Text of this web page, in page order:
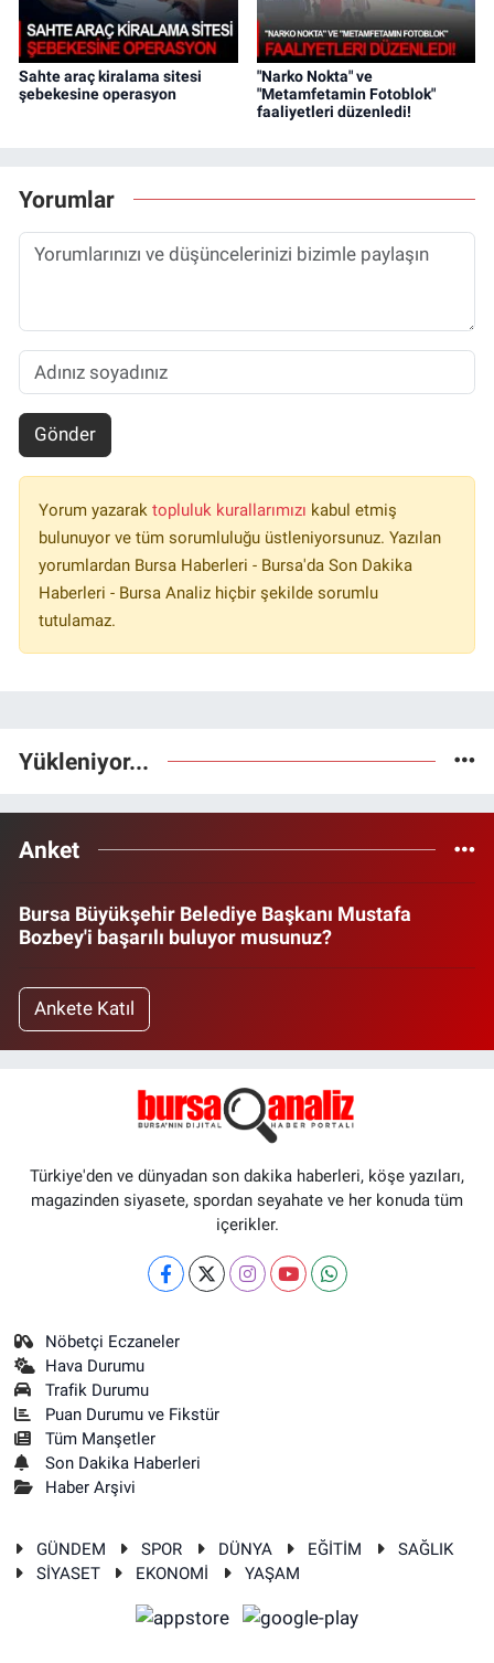
Sahte araç kiralama sitesi
şebekesine operasyon
"Narko Nokta" ve
"Metamfetamin Fotoblok"
faaliyetleri düzenledi!
Yorumlar
Gönder
Yorum yazarak topluluk kurallarımızı kabul etmiş
bulunuyor ve tüm sorumluluğu üstleniyorsunuz. Yazılan
yorumlardan Bursa Haberleri - Bursa'da Son Dakika
Haberleri - Bursa Analiz hiçbir şekilde sorumlu
tutulamaz.
Yükleniyor...
Anket
Bursa Büyükşehir Belediye Başkanı Mustafa
Bozbey'i başarılı buluyor musunuz?
Ankete Katıl
Türkiye'den ve dünyadan son dakika haberleri, köşe yazıları,
magazinden siyasete, spordan seyahate ve her konuda tüm
içerikler.
Nöbetçi Eczaneler
Hava Durumu
Trafik Durumu
Puan Durumu ve Fikstür
Tüm Manşetler
Son Dakika Haberleri
Haber Arşivi
GÜNDEM SPOR DÜNYA EĞİTİM
SAĞLIK
SİYASET
EKONOMİ YAŞAM